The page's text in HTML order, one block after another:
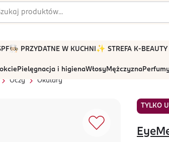
🧑🏻‍🍳 PRZYDATNE W KUCHNI ✨ STREFA K-BEAUTY
Pielęgnacja i higienaWłosyMężczyzna
Oczy Okulary
TYLKO